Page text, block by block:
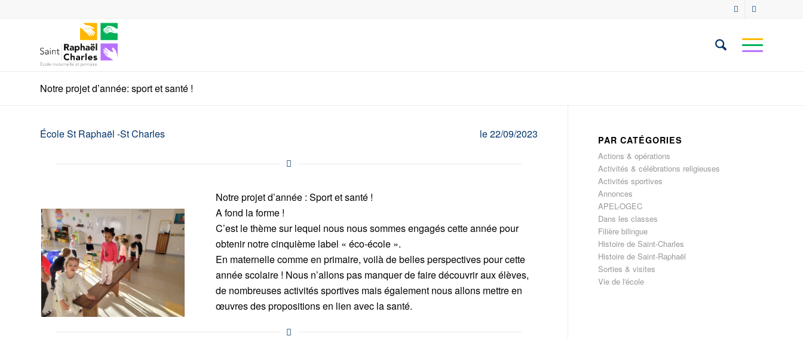
Notre projet d’année: sport et santé !
École St Raphaël -St Charles le 22/09/2023
Notre projet d’année : Sport et santé !
A fond la forme !
C’est le thème sur lequel nous nous sommes engagés cette année pour
obtenir notre cinquième label « éco-école ».
En maternelle comme en primaire, voilà de belles perspectives pour cette
année scolaire ! Nous n’allons pas manquer de faire découvrir aux élèves,
de nombreuses activités sportives mais également nous allons mettre en
œuvres des propositions en lien avec la santé.
PAR CATÉGORIES
Actions & opérations
Activités & célébrations religieuses
Activités sportives
Annonces
APEL-OGEC
Dans les classes
Filière bilingue
Histoire de Saint-Charles
Histoire de Saint-Raphaël
Sorties & visites
Vie de l'école